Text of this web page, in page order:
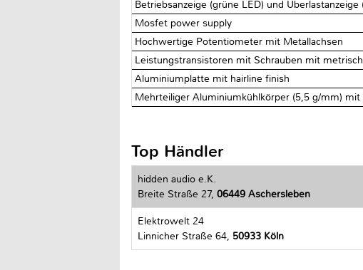
Betriebsanzeige (grüne LED) und Überlastanzeige
Mosfet power supply
Hochwertige Potentiometer mit Metallachsen
Leistungstransistoren mit Schrauben mit
Aluminiumplatte mit hairline finish
Mehrteiliger Aluminiumkühlkörper (5,5 g/mm)
Top Händler
hidden audio e.K.
Breite Straße 27, 06449 Aschersleben
Elektrowelt 24
Linnicher Straße 64, 50933 Köln